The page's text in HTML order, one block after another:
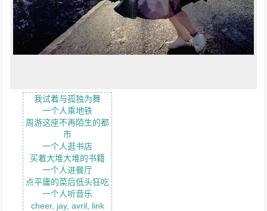
我试着与孤独为舞
一个人乘地铁
周游这座不再陌生的都
市
一个人逛书店
买着大堆大堆的书籍
一个人进餐厅
点平庸的菜后低头狂吃
一个人听音乐
cheer, jay, avril, link